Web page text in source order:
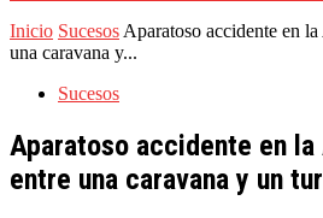
Inicio Sucesos Aparatoso accidente en
una caravana y...
Sucesos
Aparatoso accidente en la
entre una caravana y un